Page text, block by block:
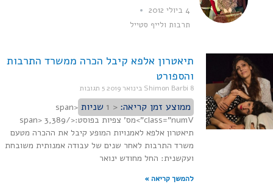
תרבות ולייף סטייל
תיאטרון אלפא קיבל הכרה ממשרד התרבות
והספורט
Shimon Barbi 5 תגובות
ממוצע זמן קריאה:< 1 שניות
<span
class="numV">מס' צפיות בפוסט:</span> 3,389
תיאטרון אלפא לאמנויות המופע קיבל את ההכרה מטעם
משרד התרבות לאחר שנים של עבודה אמנותית משובחת
ועקשנית: החל מחודש ינואר
להמשך קריאה »